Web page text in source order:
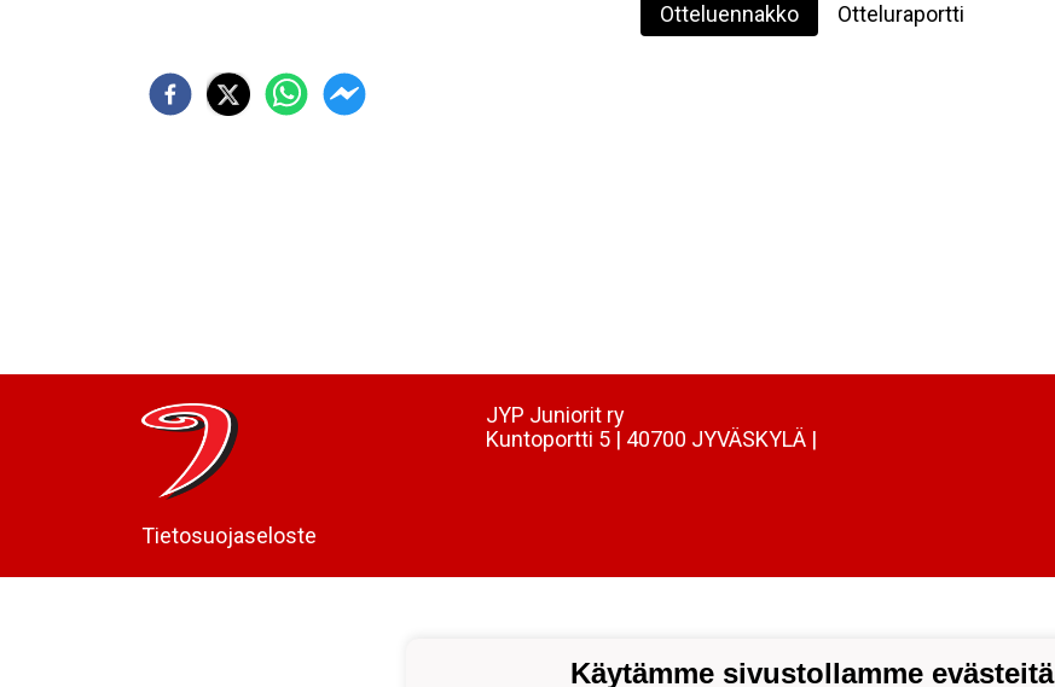
Otteluennakko Otteluraportti
Tietosuojaseloste
JYP Juniorit ry
Kuntoportti 5 | 40700 JYVÄSKYLÄ |
Käytämme sivustollamme evästeitä